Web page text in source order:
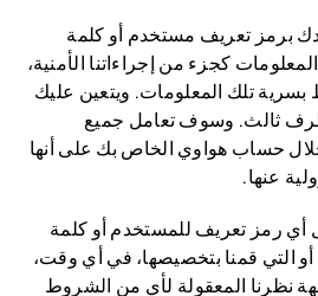
برمز تعريف مستخدم أو كلمة
كجزء من إجراءاتنا الأمنية،
بسرية تلك المعلومات. ويتعين عليك
ثالث. وسوف تعامل جميع
حساب هواوي الخاص بك على أنها
عنها.
أي رمز تعريف للمستخدم أو كلمة
أو التي قمنا بتخصيصها، في أي وقت،
نظرنا المعقولة لأي من الشروط